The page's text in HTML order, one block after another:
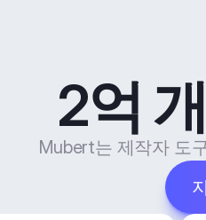
2억
Mubert는 제작자 도